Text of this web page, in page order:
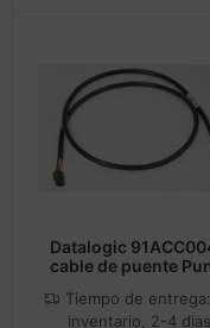
Datalogic
cable de puente
Tiempo de entrega:
inventario, 2-4 dias